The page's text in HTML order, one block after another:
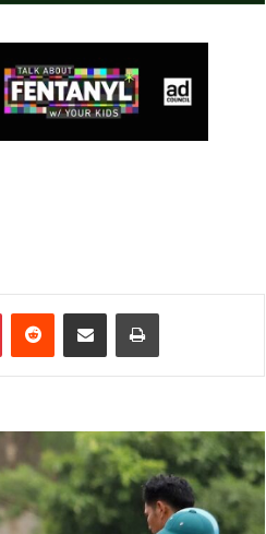
PinterestReddit Share via Email Print